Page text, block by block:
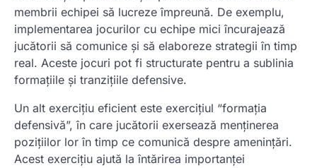
membrii echipei să lucreze împreună. De exemplu,
implementarea jocurilor cu echipe mici încurajează
jucătorii să comunice și să elaboreze strategii în timp
real. Aceste jocuri pot fi structurate pentru a sublinia
formațiile și tranzițiile defensive.
Un alt exercițiu eficient este exercițiul “formația
defensivă”, în care jucătorii exersează menținerea
pozițiilor lor în timp ce comunică despre amenințări.
Acest exercițiu ajută la întărirea importanței